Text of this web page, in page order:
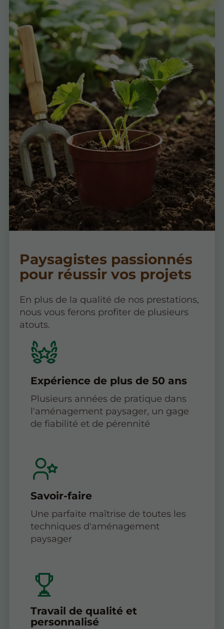
Paysagistes passionnés
pour réussir vos projets
En plus de la qualité de nos prestations,
nous vous ferons profiter de plusieurs
atouts.
Expérience de plus de 50 ans
Plusieurs années de pratique dans
l'aménagement paysager, un gage
de fiabilité et de pérennité
Savoir-faire
Une parfaite maîtrise de toutes les
techniques d'aménagement
paysager
Travail de qualité et
personnalisé